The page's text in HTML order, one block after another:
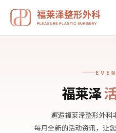
福莱泽
邂逅福莱泽整形外科
每月全新的活动资讯，让